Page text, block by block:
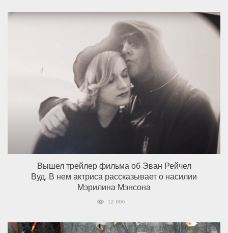
Вышел трейлер фильма об Эван Рейчел
Вуд. В нем актриса рассказывает о насилии
Мэрилина Мэнсона
12 006